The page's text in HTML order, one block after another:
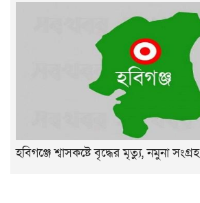
হবিগঞ্জে শ্বাসকষ্টে বৃদ্ধের মৃত্যু, নমুনা সংগ্রহ